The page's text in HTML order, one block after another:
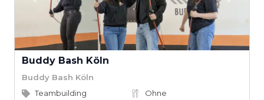
Buddy Bash Köln
Buddy Bash Köln
Teambuilding
Ohne